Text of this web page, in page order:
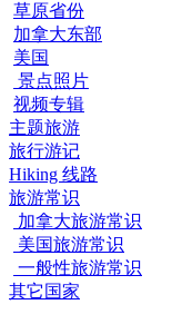
草原省份
加拿大东部
美国
景点照片
视频专辑
主题旅游
旅行游记
Hiking 线路
旅游常识
加拿大旅游常识
美国旅游常识
一般性旅游常识
其它国家